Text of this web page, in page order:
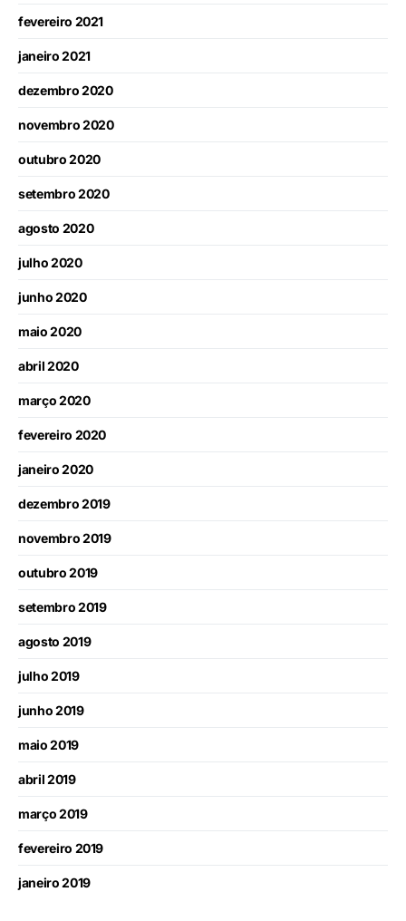
fevereiro 2021
janeiro 2021
dezembro 2020
novembro 2020
outubro 2020
setembro 2020
agosto 2020
julho 2020
junho 2020
maio 2020
abril 2020
março 2020
fevereiro 2020
janeiro 2020
dezembro 2019
novembro 2019
outubro 2019
setembro 2019
agosto 2019
julho 2019
junho 2019
maio 2019
abril 2019
março 2019
fevereiro 2019
janeiro 2019